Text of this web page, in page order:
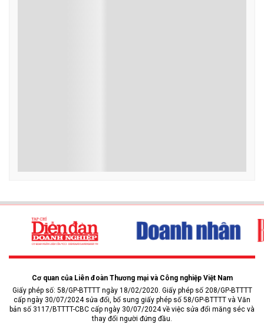
Cơ quan của Liên đoàn Thương mại và Công nghiệp Việt Nam
Giấy phép số: 58/GP-BTTTT ngày 18/02/2020. Giấy phép số 208/GP-BTTTT
cấp ngày 30/07/2024 sửa đổi, bổ sung giấy phép số 58/GP-BTTTT và Văn
bản số 3117/BTTTT-CBC cấp ngày 30/07/2024 về việc sửa đổi măng séc và
thay đổi người đứng đầu.